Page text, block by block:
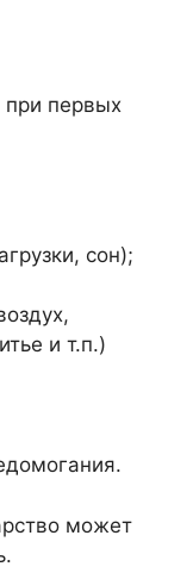
первых
сон);
и т.п.)
может